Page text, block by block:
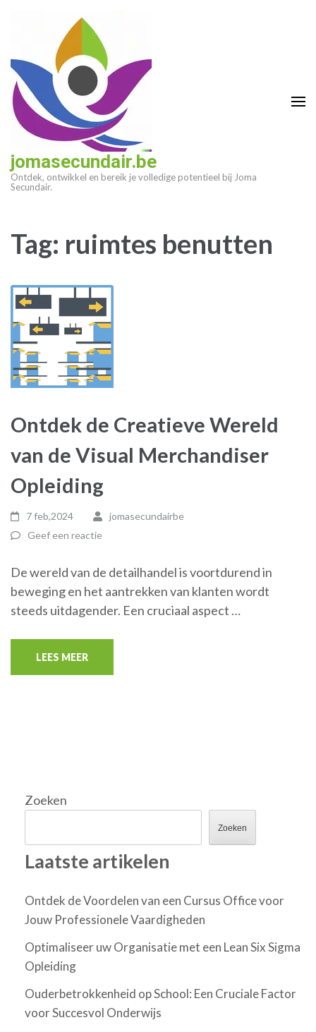
(druk
enter)
jomasecundair.be
Ontdek, ontwikkel en bereik je volledige potentieel bij Joma
Secundair.
Tag: ruimtes benutten
Ontdek de Creatieve Wereld
van de Visual Merchandiser
Opleiding
7 feb,2024
jomasecundairbe
Geef een reactie
De wereld van de detailhandel is voortdurend in
beweging en het aantrekken van klanten wordt
steeds uitdagender. Een cruciaal aspect …
LEES MEER
Zoeken
Zoeken
Laatste artikelen
Ontdek de Voordelen van een Cursus Office voor
Jouw Professionele Vaardigheden
Optimaliseer uw Organisatie met een Lean Six Sigma
Opleiding
Ouderbetrokkenheid op School: Een Cruciale Factor
voor Succesvol Onderwijs